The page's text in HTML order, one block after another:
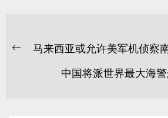
文
Previous
马来西亚或允许美军机侦察
中国将派世界最大海